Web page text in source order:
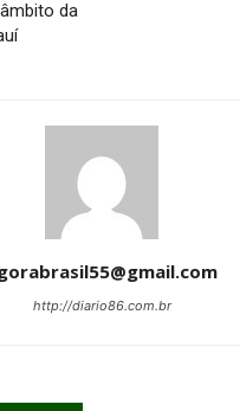
da
http://diario86.com.br